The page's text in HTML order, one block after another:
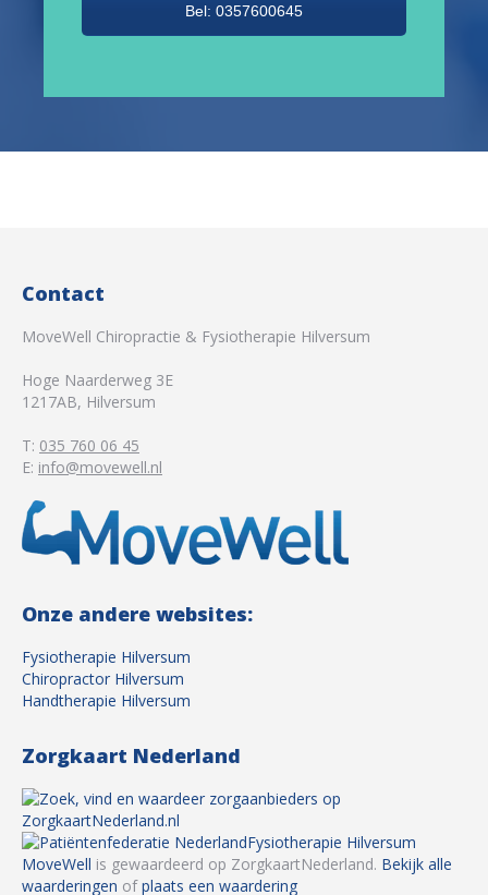
Bel: 0357600645
Contact
MoveWell Chiropractie & Fysiotherapie Hilversum
Hoge Naarderweg 3E
1217AB, Hilversum
T: 035 760 06 45
E: info@movewell.nl
Onze andere websites:
Fysiotherapie Hilversum
Chiropractor Hilversum
Handtherapie Hilversum
Zorgkaart Nederland
Fysiotherapie Hilversum
MoveWell is gewaardeerd op ZorgkaartNederland. Bekijk alle
waarderingen ofplaats een waardering